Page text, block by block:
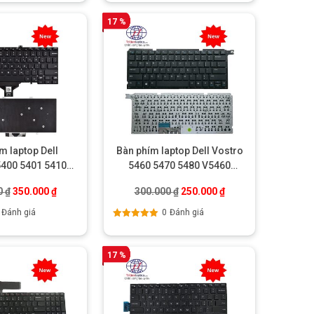
laptop Dell
5401 5410
₫ Giá gốc là: 400.000 ₫.
350.000₫Giá hiện tại là: 350.000 ₫.
Đánh giá
17 %
Bàn phím laptop Dell Vostro
5460 5470 5480 V5460
300.000₫ Giá gốc là: 300.000 ₫.
250.000₫Giá hiện tại là:
0 Đánh giá
17 %